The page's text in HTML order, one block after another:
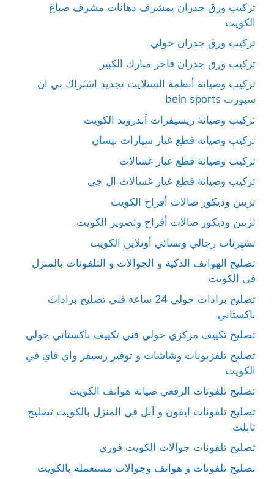
تركيب ورق جدران بمشرف دهانات مشرف صباغ
الكويت
تركيب ورق جدران حولي
تركيب ورق جدران فاخر مبارك الكبير
تركيب وصيانة أنظمة الستلايت تجديد اشتراك بي ان
سبورت bein sports
تركيب وصيانة ريسيفرات آندرويد الكويت
تركيب وصيانة قطع غيار سيارات نيسان
تركيب وصيانة قطع غيار غسالات
تركيب وصيانة قطع غيار غسالات ال جي
تزيين وديكور صالات أفراح الكويت
تزيين وديكور صالات أفراح وتصوير الكويت
تشيرتات رجالي ونسائي أونلاين الكويت
تصليح الهواتف الذكية و الجوالات و التلفونات بالمنزل
في الكويت
تصليح برادات حولي 24 ساعة فني تصليح برادات
باكستاني
تصليح تكييف مركزي حولي فني تكييف باكستاني حولي
تصليح تلفزيونات وشاشات و توفير رسيفر واي فاي في
الكويت
تصليح تلفونات الرقعي صيانة هواتف الكويت
تصليح تلفونات ايفون و آبل في المنزل بالكويت تصليح
تابلت
تصليح تلفونات جوالات الكويت فوري
تصليح تلفونات و هواتف وجوالات مستعملة بالكويت